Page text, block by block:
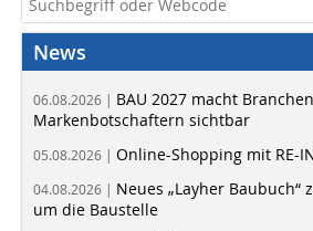
News
06.08.2026 | BAU 2027 macht
Markenbotschaftern sichtbar
05.08.2026 | Online-Shopping mit RE-
04.08.2026 | Neues „Layher Baubuch“
um die Baustelle